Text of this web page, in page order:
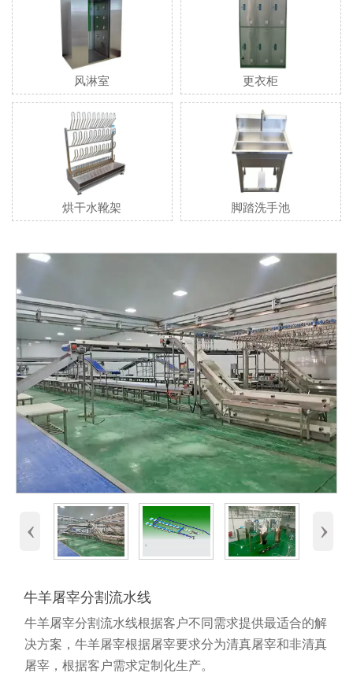
风淋室 更衣柜
烘干水靴架 脚踏洗手池
‹ ›
牛羊屠宰分割流水线
牛羊屠宰分割流水线根据客户不同需求提供最适合的解
决方案，牛羊屠宰根据屠宰要求分为清真屠宰和非清真
屠宰，根据客户需求定制化生产。